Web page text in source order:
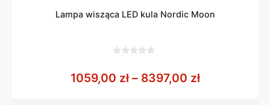
Lampa wisząca LED kula Nordic Moon
5
1059,00 zł – 8397,00 złZakres cen: